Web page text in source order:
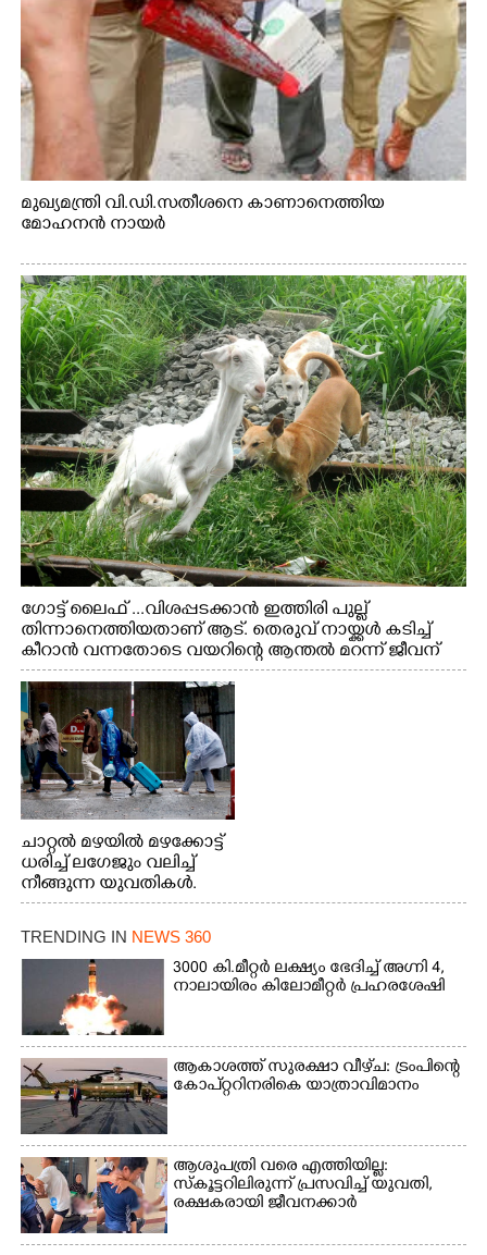
മുഖ്യമന്ത്രി വി.ഡി.സതീശനെ കാണാനെത്തിയ
മോഹനൻ നായർ
ഗോട്ട് ലൈഫ് ...വിശപ്പടക്കാൻ ഇത്തിരി പുല്ല്
തിന്നാനെത്തിയതാണ് ആട്. തെരുവ് നായ്ക്കൾ കടിച്ച്
കീറാൻ വന്നതോടെ വയറിന്റെ ആന്തൽ മറന്ന് ജീവന്
വേണ്ടിയായി ഓട്ടം. എറണാകുളം വാത്തുരുത്തിയിൽ
നിന്നുള്ള കാഴ്ച
ചാറ്റൽ മഴയിൽ മഴക്കോട്ട്
ധരിച്ച് ലഗേജും വലിച്ച്
നീങ്ങുന്ന യുവതികൾ.
എറണാകുളം മേനകയിൽ
നിന്നുള്ള കാഴ്ച
TRENDING IN NEWS 360
3000 കി.മീറ്റർ ലക്ഷ്യം ഭേദിച്ച് അഗ്നി 4,
നാലായിരം കിലോമീറ്റർ പ്രഹരശേഷി
ആകാശത്ത് സുരക്ഷാ വീഴ്‌ച: ട്രംപിന്റെ
കോ‌പ്‌റ്ററിനരികെ യാത്രാവിമാനം
ആശുപത്രി വരെ എത്തിയില്ല:
സ്കൂട്ടറിലിരുന്ന് പ്രസവിച്ച് യുവതി,
രക്ഷകരായി ജീവനക്കാർ